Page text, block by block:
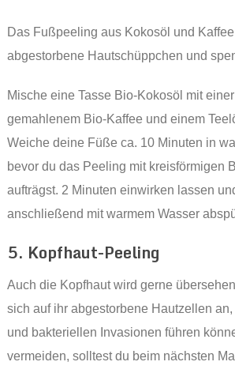
Das Fußpeeling aus Kokosöl und
abgestorbene Hautschüppchen und
Mische eine Tasse Bio-Kokosöl mit
gemahlenem Bio-Kaffee und einem
Weiche deine Füße ca. 10 Minuten in
bevor du das Peeling mit kreisförmigen
aufträgst. 2 Minuten einwirken lassen
anschließend mit warmem Wasser
5. Kopfhaut-Peeling
Auch die Kopfhaut wird gerne
sich auf ihr abgestorbene Hautzellen
und bakteriellen Invasionen führen
vermeiden, solltest du beim nächsten